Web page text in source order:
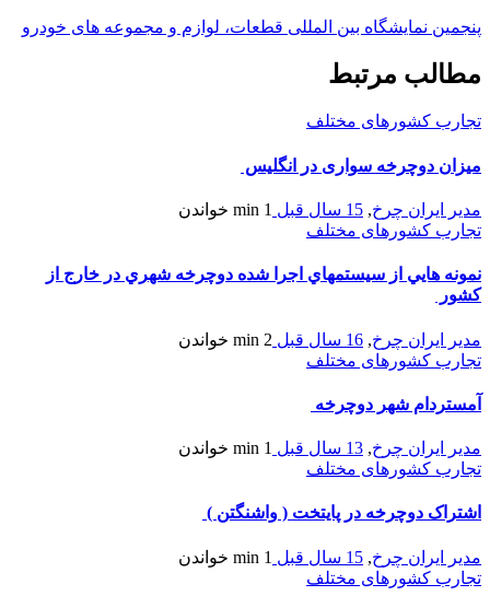
پنجمین نمایشگاه بین المللی قطعات، لوازم و مجموعه های خودرو
مطالب مرتبط
تجارب کشورهای مختلف
میزان دوچرخه سواری در انگلیس
مدیر ایران چرخ, 15 سال قبل 1 min
خواندن
تجارب کشورهای مختلف
نمونه هايي از سيستمهاي اجرا شده دوچرخه شهري در خارج از
كشور
مدیر ایران چرخ, 16 سال قبل 2 min
خواندن
تجارب کشورهای مختلف
آمستردام شهر دوچرخه
مدیر ایران چرخ, 13 سال قبل 1 min
خواندن
تجارب کشورهای مختلف
اشتراک دوچرخه در پایتخت ( واشنگتن )
مدیر ایران چرخ, 15 سال قبل 1 min
خواندن
تجارب کشورهای مختلف